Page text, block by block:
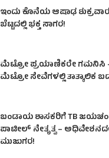
ಇಂದು ಕೊನೆಯ ಆಷಾಢ
ಬೆಟ್ಟದಲ್ಲಿ ಭಕ್ತ ಸಾಗರ!
ಮೆಟ್ರೋ ಪ್ರಯಾಣಿಕರೇ ಗಮನಿಸಿ –
ಮೆಟ್ರೋ ಸೇವೆಗಳಲ್ಲಿ ತಾತ್ಕಾಲಿಕ
ಬಂಡಾಯ ಶಾಸಕರಿಗೆ TB
ಪಾಟೀಲ್ ನೇತೃತ್ವ –
ಮುಜುಗರ!